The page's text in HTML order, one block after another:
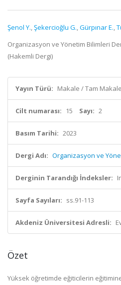
Şenol Y.,Şekercioğlu G.,Gürpınar E.,
Organizasyon ve Yönetim Bilimleri
(Hakemli Dergi)
Yayın Türü: Makale / Tam Makale
Cilt numarası: 15 Sayı: 2
Basım Tarihi: 2023
Dergi Adı: Organizasyon ve
Derginin Tarandığı İndeksler:
Sayfa Sayıları: ss.91-113
Akdeniz Üniversitesi Adresli:
Özet
Yüksek öğretimde eğiticilerin